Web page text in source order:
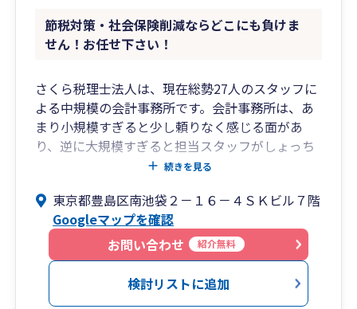
節税対策・社会保険削減ならどこにも負けま
せん！お任せ下さい！
さくら税理士法人は、現在総勢27人のスタッフに
よる中規模の会計事務所です。会計事務所は、あ
まり小規模すぎると少し頼りなく感じる面があ
り、逆に大規模すぎると担当スタッフがしょっち
ゅう変わる、丁寧な扱いをされない等といった問
迅速・丁寧・適正な税理士サービスを行えるの
は、私共のような中規模事務所だと私は考えてい
ます。単なる経理と税務申告だけではなく、節税
対策・社会保険料削減・資金調達・人事給与を含
めたトータル的にお客様にご満足いただけるサー
ビスを提供します。是非一度ご気軽にご連絡下さ
続きを見る
東京都豊島区南池袋２－１６－４ＳＫビル７階
Googleマップを確認
お問い合わせ
紹介無料
検討リストに追加